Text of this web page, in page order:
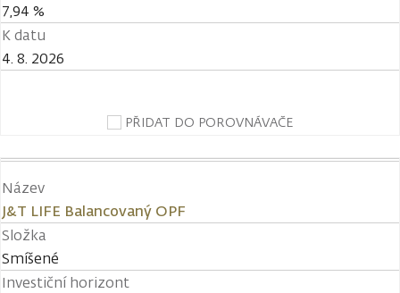
7,94 %
K datu
4. 8. 2026
PŘIDAT DO POROVNÁVAČE
Název
J&T LIFE Balancovaný OPF
Složka
Smíšené
Investiční horizont